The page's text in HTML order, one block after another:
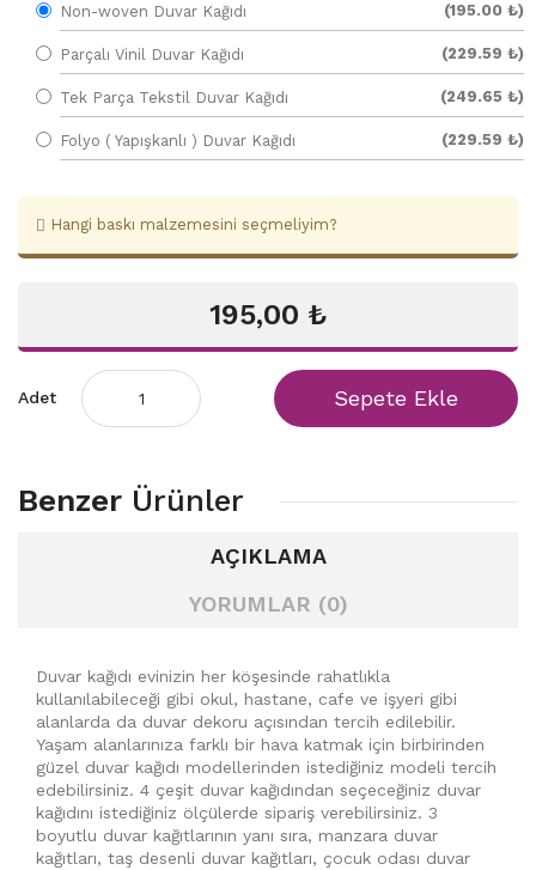
Non-woven Duvar Kağıdı (195.00 ₺)
Parçalı Vinil Duvar Kağıdı (229.59 ₺)
Tek Parça Tekstil Duvar Kağıdı (249.65 ₺)
Folyo ( Yapışkanlı ) Duvar Kağıdı (229.59 ₺)
Hangi baskı malzemesini seçmeliyim?
195,00 ₺
Adet Sepete Ekle
Benzer Ürünler
AÇIKLAMA
YORUMLAR (0)
Duvar kağıdı evinizin her köşesinde rahatlıkla
kullanılabileceği gibi okul, hastane, cafe ve işyeri gibi
alanlarda da duvar dekoru açısından tercih edilebilir.
Yaşam alanlarınıza farklı bir hava katmak için birbirinden
güzel duvar kağıdı modellerinden istediğiniz modeli tercih
edebilirsiniz. 4 çeşit duvar kağıdından seçeceğiniz duvar
kağıdını istediğiniz ölçülerde sipariş verebilirsiniz. 3
boyutlu duvar kağıtlarının yanı sıra, manzara duvar
kağıtları, taş desenli duvar kağıtları, çocuk odası duvar